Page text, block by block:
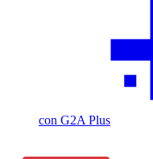
con G2A Plus